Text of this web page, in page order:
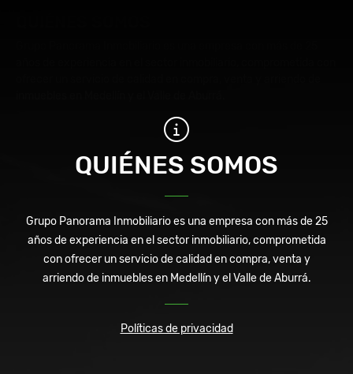
QUIÉNES SOMOS
Grupo Panorama Inmobiliario es una empresa con más de 25
años de experiencia en el sector inmobiliario, comprometida
con ofrecer un servicio de calidad en compra, venta y
arriendo de inmuebles en Medellín y el Valle de Aburrá.
Políticas de privacidad